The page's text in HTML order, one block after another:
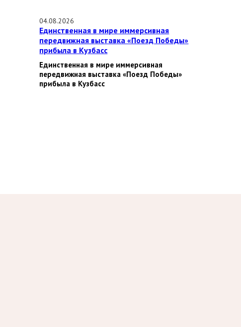
04.08.2026
Единственная в мире иммерсивная
передвижная выставка «Поезд Победы»
прибыла в Кузбасс
Единственная в мире иммерсивная
передвижная выставка «Поезд Победы»
прибыла в Кузбасс